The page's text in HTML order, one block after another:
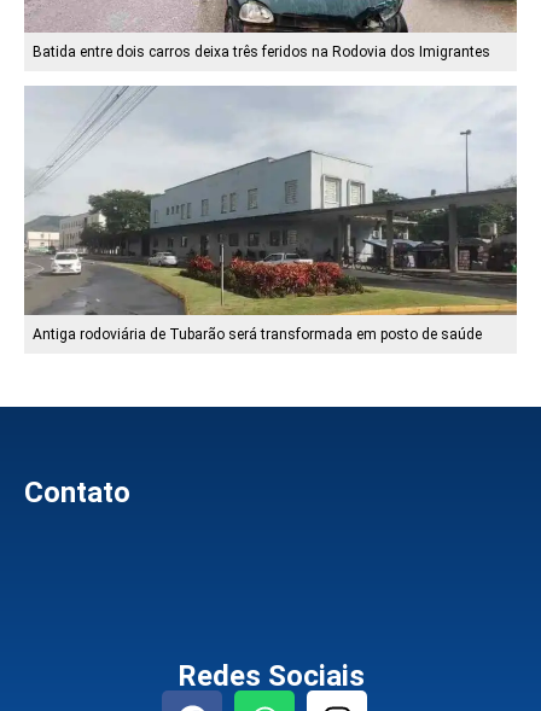
Batida entre dois carros deixa três feridos na Rodovia dos Imigrantes
Antiga rodoviária de Tubarão será transformada em posto de saúde
Contato
Redes Sociais